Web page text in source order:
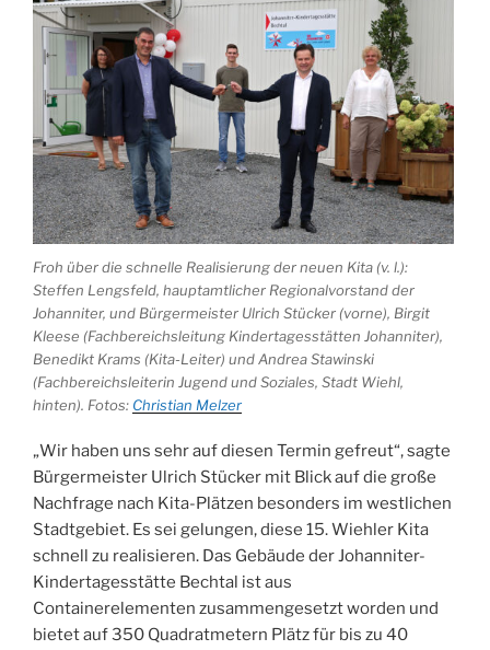
Froh über die schnelle Realisierung der neuen Kita (v. l.):
Steffen Lengsfeld, hauptamtlicher Regionalvorstand der
Johanniter, und Bürgermeister Ulrich Stücker (vorne), Birgit
Kleese (Fachbereichsleitung Kindertagesstätten Johanniter),
Benedikt Krams (Kita-Leiter) und Andrea Stawinski
(Fachbereichsleiterin Jugend und Soziales, Stadt Wiehl,
hinten). Fotos: Christian Melzer
„Wir haben uns sehr auf diesen Termin gefreut“, sagte
Bürgermeister Ulrich Stücker mit Blick auf die große
Nachfrage nach Kita-Plätzen besonders im westlichen
Stadtgebiet. Es sei gelungen, diese 15. Wiehler Kita
schnell zu realisieren. Das Gebäude der Johanniter-
Kindertagesstätte Bechtal ist aus
Containerelementen zusammengesetzt worden und
bietet auf 350 Quadratmetern Plätz für bis zu 40